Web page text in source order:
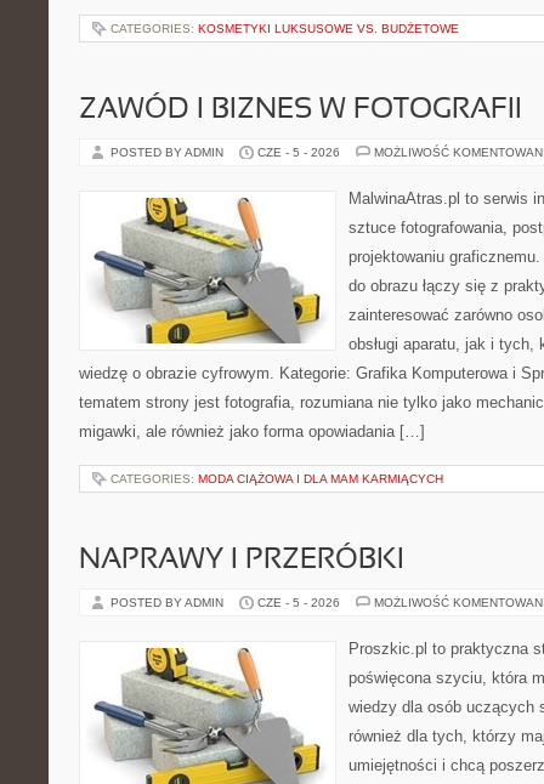
CATEGORIES: KOSMETYKI LUKSUSOWE VS. BUDŻETOWE
ZAWÓD I BIZNES W FOTOGRAFII
POSTED BY ADMIN CZE - 5 - 2026 MOŻLIWOŚĆ
MalwinaAtras.pl to serwis
sztuce fotografowania,
projektowaniu
do obrazu łączy się z
zainteresować zarówno
obsługi aparatu, jak i
wiedzę o obrazie cyfrowym. Kategorie: Grafika Komputerowa i
tematem strony jest fotografia, rozumiana nie tylko jako
migawki, ale również jako forma opowiadania […]
CATEGORIES: MODA CIĄŻOWA I DLA MAM KARMIĄCYCH
NAPRAWY I PRZERÓBKI
POSTED BY ADMIN CZE - 5 - 2026 MOŻLIWOŚĆ
Proszkic.pl to praktyczna
poświęcona szyciu, która
wiedzy dla osób uczących
również dla tych, którzy
umiejętności i chcą